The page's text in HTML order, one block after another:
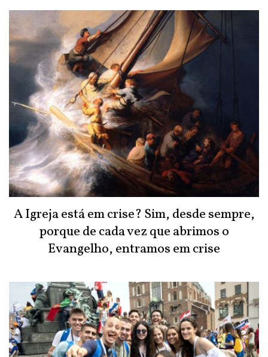
A Igreja está em crise? Sim, desde sempre,
porque de cada vez que abrimos o
Evangelho, entramos em crise